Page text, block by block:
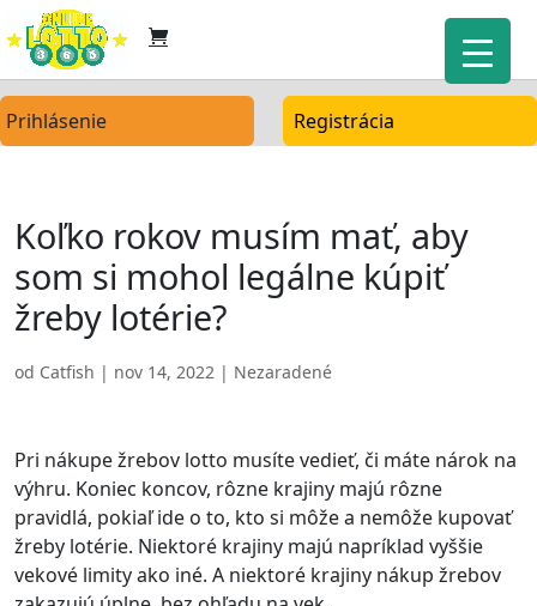
Prihlásenie Registrácia
Koľko rokov musím mať, aby
som si mohol legálne kúpiť
žreby lotérie?
od Catfish | nov 14, 2022 | Nezaradené
Pri nákupe žrebov lotto musíte vedieť, či máte nárok na
výhru. Koniec koncov, rôzne krajiny majú rôzne
pravidlá, pokiaľ ide o to, kto si môže a nemôže kupovať
žreby lotérie. Niektoré krajiny majú napríklad vyššie
vekové limity ako iné. A niektoré krajiny nákup žrebov